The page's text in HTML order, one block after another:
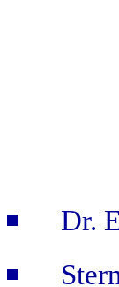
Dr.